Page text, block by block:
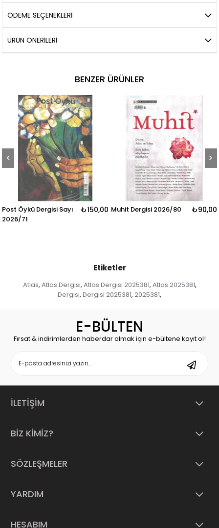
ÖDEME SEÇENEKLERI
ÜRÜN ÖNERILERI
BENZER ÜRÜNLER
Dergisi Sayı ₺150,00 Muhit Dergisi 2026/80 ₺90,00
Aktüel
Etiketler
Atlas, Atlas Dergisi, Atlas Dergisi 2025381, Atlas 2025381,
Dergisi, Dergisi 2025381, 2025381,
E-BÜLTEN
Fırsat & indirimlerden haberdar olmak için e-bültene kayıt ol!
İLETİŞİM
BİZ KİMİZ?
SÖZLEŞMELER
YARDIM
HESABIM